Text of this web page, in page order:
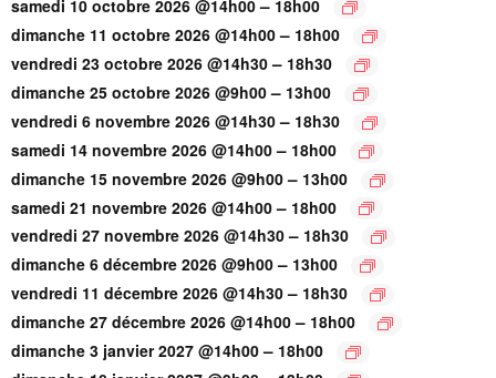
samedi 10 octobre 2026 @14h00– 18h00
dimanche 11 octobre 2026 @14h00– 18h00
vendredi 23 octobre 2026 @14h30– 18h30
dimanche 25 octobre 2026 @9h00– 13h00
vendredi 6 novembre 2026 @14h30– 18h30
samedi 14 novembre 2026 @14h00– 18h00
dimanche 15 novembre 2026 @9h00– 13h00
samedi 21 novembre 2026 @14h00– 18h00
vendredi 27 novembre 2026 @14h30– 18h30
dimanche 6 décembre 2026 @9h00– 13h00
vendredi 11 décembre 2026 @14h30– 18h30
dimanche 27 décembre 2026 @14h00– 18h00
dimanche 3 janvier 2027 @14h00– 18h00